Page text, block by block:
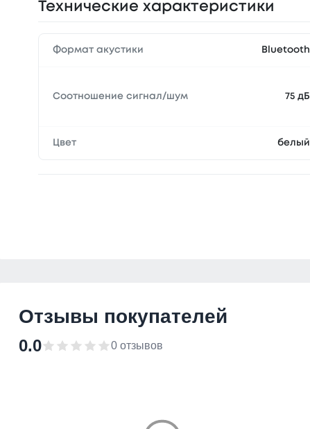
Технические характеристики
Формат акустики Bluetooth
Соотношение сигнал/шум 75 дБ
Цвет белый
Отзывы покупателей
0.0 0 отзывов